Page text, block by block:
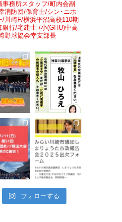
務所スタッフ/町内会副
消防団/保育士/シン･ニホ
/川崎F/横浜平沼高校110期
銀行/宅建士 /小(GHU)中高
野球協会幸支部長
フォローする